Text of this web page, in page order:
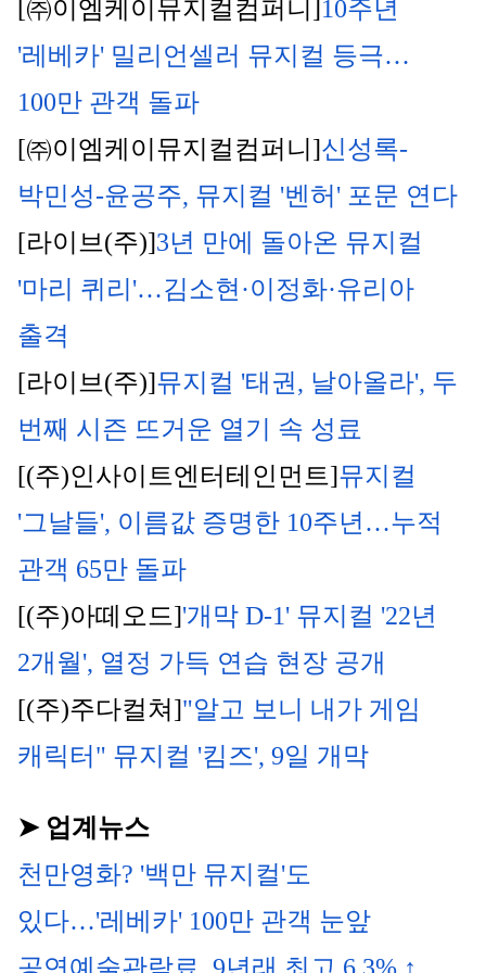
[㈜이엠케이뮤지컬컴퍼니] 10주년
'레베카' 밀리언셀러 뮤지컬 등극…
100만 관객 돌파
[㈜이엠케이뮤지컬컴퍼니]신성록-
박민성-윤공주, 뮤지컬 '벤허' 포문 연다
[라이브(주)]3년 만에 돌아온 뮤지컬
'마리 퀴리'…김소현·이정화·유리아
출격
[라이브(주)]뮤지컬 '태권, 날아올라', 두
번째 시즌 뜨거운 열기 속 성료
[(주)인사이트엔터테인먼트]뮤지컬
'그날들', 이름값 증명한 10주년…누적
관객 65만 돌파
[(주)아떼오드]'개막 D-1' 뮤지컬 '22년
2개월', 열정 가득 연습 현장 공개
[(주)주다컬쳐]"알고 보니 내가 게임
캐릭터" 뮤지컬 '킴즈', 9일 개막
➤ 업계뉴스
천만영화? '백만 뮤지컬'도
있다…'레베카' 100만 관객 눈앞